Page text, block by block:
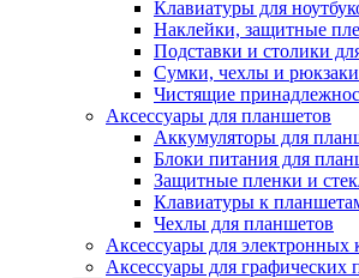
Клавиатуры для
Наклейки, защитные
Подставки и столики
Сумки, чехлы и рюкзаки
Чистящие
Аксессуары для планшетов
Аккумуляторы для
Блоки питания для
Защитные пленки и
Клавиатуры к
Чехлы для планшетов
Аксессуары для электронных
Аксессуары для графических